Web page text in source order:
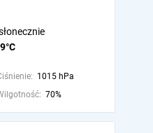
1015 hPa
70%